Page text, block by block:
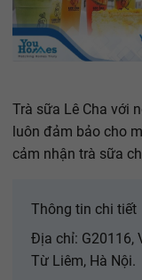
Trà sữa Lê Cha với
luôn đảm bảo cho
cảm nhận trà sữa
Thông tin chi tiết
Địa chỉ: G20116,
Từ Liêm, Hà Nội.